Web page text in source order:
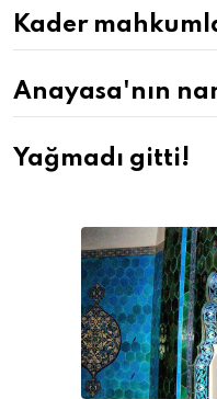
Kader
Anayasa'nın
Yağmadı gitti!